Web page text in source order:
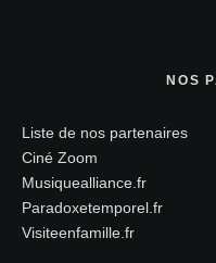
NOS
Liste de nos partenaires
Ciné Zoom
Musiquealliance.fr
Paradoxetemporel.fr
Visiteenfamille.fr